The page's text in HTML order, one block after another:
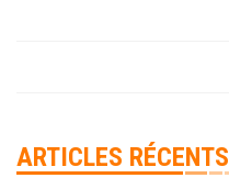
ARTICLES RÉCENTS